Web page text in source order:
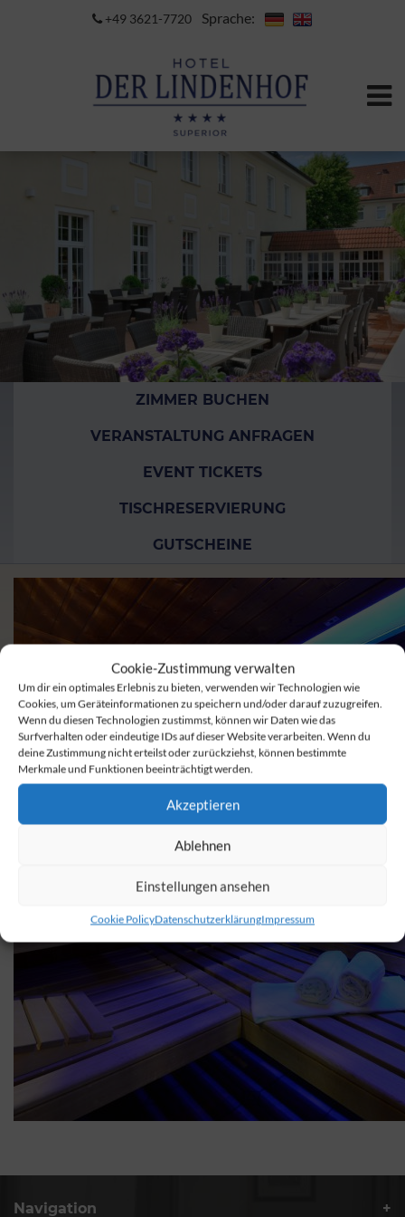
Cookie-Zustimmung verwalten
Um dir ein optimales Erlebnis zu bieten, verwenden wir Technologien wie
Cookies, um Geräteinformationen zu speichern und/oder darauf zuzugreifen.
Wenn du diesen Technologien zustimmst, können wir Daten wie das
Surfverhalten oder eindeutige IDs auf dieser Website verarbeiten. Wenn du
deine Zustimmung nicht erteilst oder zurückziehst, können bestimmte
Merkmale und Funktionen beeinträchtigt werden.
Akzeptieren
Ablehnen
Einstellungen ansehen
Cookie PolicyDatenschutzerklärungImpressum
+49 3621-7720 Sprache:
ZIMMER BUCHEN
VERANSTALTUNG ANFRAGEN
EVENT TICKETS
TISCHRESERVIERUNG
GUTSCHEINE
Navigation